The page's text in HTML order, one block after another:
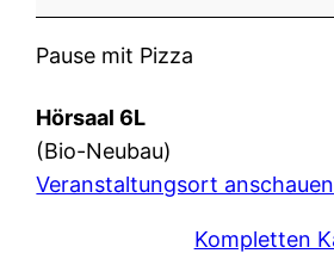
Pause mit Pizza
Hörsaal 6L
(Bio-Neubau)
Veranstaltungsort anschauen
Kompletten